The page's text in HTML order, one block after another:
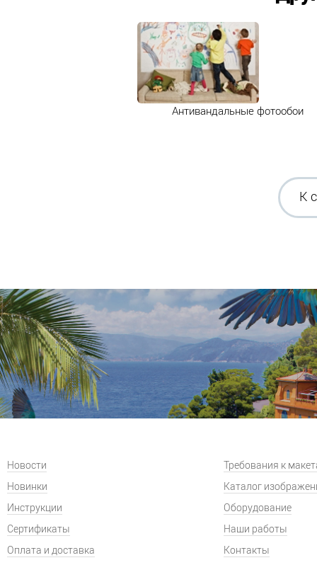
Антивандальные фотообои
К
Новости
Новинки
Инструкции
Сертификаты
Оплата и доставка
Требования к
Каталог
Оборудование
Наши работы
Контакты